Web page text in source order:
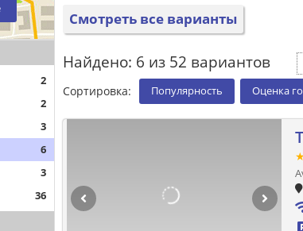
2
2
3
6
3
36
Смотреть все варианты
Найдено: 6 из 52 вариантов
Сортировка:
Популярность Оценка